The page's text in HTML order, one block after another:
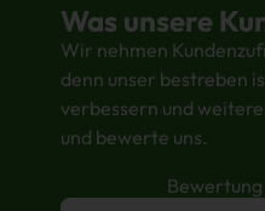
Was unsere
Wir nehmen
denn unser bestreben
verbessern und
und bewerte uns.